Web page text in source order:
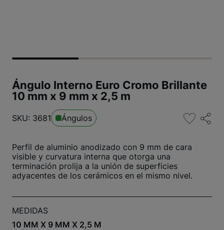
Ángulo Interno Euro Cromo Brillante
10 mm x 9 mm x 2,5 m
SKU: 3681 Ángulos
Perfil de aluminio anodizado con 9 mm de cara
visible y curvatura interna que otorga una
terminación prolija a la unión de superficies
adyacentes de los cerámicos en el mismo nivel.
MEDIDAS
10 MM X 9 MM X 2,5 M